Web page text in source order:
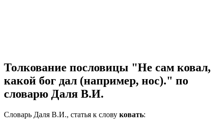
Толкование пословицы "Не сам ковал,
какой бог дал (например, нос)." по
словарю Даля В.И.
Словарь Даля В.И., статья к слову ковать: